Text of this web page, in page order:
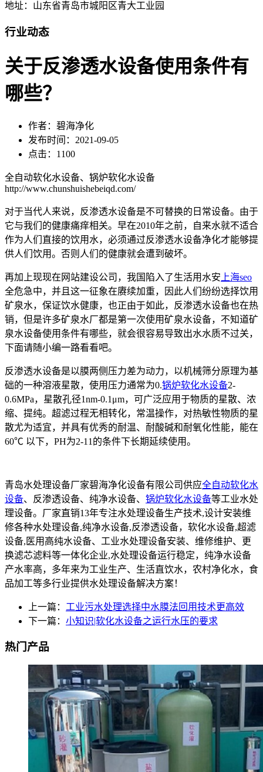
地址：山东省青岛市城阳区青大工业园
行业动态
关于反渗透水设备使用条件有
哪些？
作者：碧海净化
发布时间：2021-09-05
点击：1100
全自动软化水设备、锅炉软化水设备
http://www.chunshuishebeiqd.com/
对于当代人来说，反渗透水设备是不可替换的日常设备。由于
它与我们的健康痛痒相关。早在2010年之前，自来水就不适合
作为人们直接的饮用水，必须通过反渗透水设备净化才能够提
供人们饮用。否则人们的健康就会遭到破坏。
再加上现现在网站建设公司，我国陷入了生活用水安 上海seo
全危急中，并且这一征象在赓续加重，因此人们纷纷选择饮用
矿泉水，保证饮水健康，也正由于如此，反渗透水设备也在热
销，但是许多矿泉水厂都是第一次使用矿泉水设备，不知道矿
泉水设备使用条件有哪些，就会很容易导致出水水质不过关，
下面请随小编一路看看吧。
反渗透水设备是以膜两侧压力差为动力，以机械筛分原理为基
础的一种溶液星散，使用压力通常为0.锅炉软化水设备2-
0.6MPa，星散孔径1nm-0.1μm，可广泛应用于物质的星散、浓
缩、提纯。超滤过程无相转化，常温操作，对热敏性物质的星
散尤为适宜，并具有优秀的耐温、耐酸碱和耐氧化性能，能在
60℃ 以下，PH为2-11的条件下长期延续使用。
青岛水处理设备厂家碧海净化设备有限公司供应全自动软化水
设备、反渗透设备、纯净水设备、 锅炉软化水设备等工业水处
理设备。厂家直销13年专注水处理设备生产技术,设计安装维
修各种水处理设备,纯净水设备,反渗透设备，软化水设备,超滤
设备,医用高纯水设备、工业水处理设备安装、维修维护、更
换滤芯滤料等一体化企业,水处理设备运行稳定，纯净水设备
产水率高，多年来为工业生产、生活直饮水，农村净化水，食
品加工等多行业提供水处理设备解决方案！
上一篇： 工业污水处理选择中水膜法回用技术更高效
下一篇： 小知识|软化水设备之运行水压的要求
热门产品